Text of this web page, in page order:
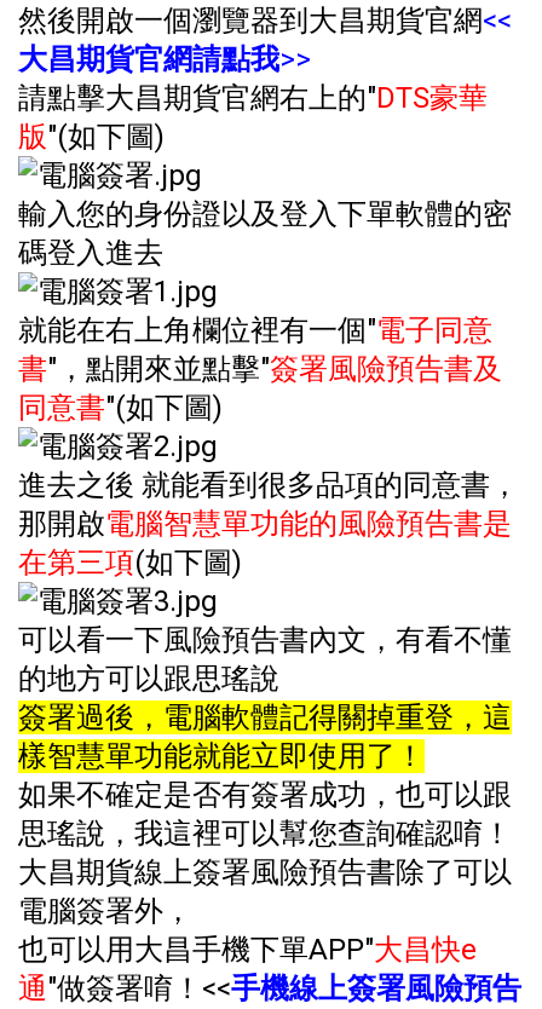
然後開啟一個瀏覽器到大昌期貨官網<<
大昌期貨官網請點我>>
請點擊大昌期貨官網右上的"DTS豪華
版"(如下圖)
輸入您的身份證以及登入下單軟體的密
碼登入進去
就能在右上角欄位裡有一個"電子同意
書"，點開來並點擊"簽署風險預告書及
同意書"(如下圖)
進去之後 就能看到很多品項的同意書，
那開啟電腦智慧單功能的風險預告書是
在第三項(如下圖)
可以看一下風險預告書內文，有看不懂
的地方可以跟思瑤說
簽署過後，電腦軟體記得關掉重登，這
樣智慧單功能就能立即使用了！
如果不確定是否有簽署成功，也可以跟
思瑤說，我這裡可以幫您查詢確認唷！
大昌期貨線上簽署風險預告書除了可以
電腦簽署外，
也可以用大昌手機下單APP"大昌快e
通"做簽署唷！<<手機線上簽署風險預告